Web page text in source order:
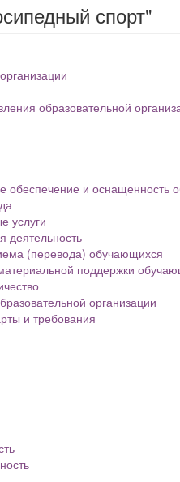
спорт"
образовательной
обеспечение и оснащенность
услуги
деятельность
(перевода) обучающихся
поддержки
организации
и требования